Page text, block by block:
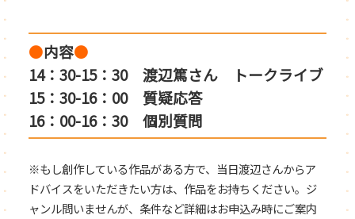
●内容●
14：30-15：30 渡辺篤さん トークライブ
15：30-16：00 質疑応答
16：00-16：30 個別質問
※もし創作している作品がある方で、当日渡辺さんからア
ドバイスをいただきたい方は、作品をお持ちください。ジ
ャンル問いませんが、条件など詳細はお申込み時にご案内